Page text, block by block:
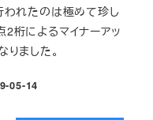
れたのは極めて珍し
桁によるマイナーアッ
ました。
日
05-14